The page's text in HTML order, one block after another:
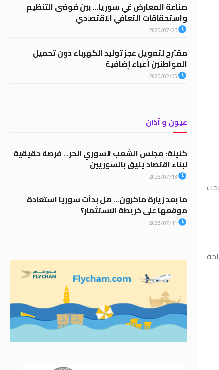
صناعة المعارض في سوريا… بين فوضى التنظيم
واستحقاقات التعافي الاقتصادي
2026/07/28
مقترح لتمويل عجز توليد الكهرباء دون تحميل
المواطنين أعباء إضافية
2026/02/06
عيون و آذان
كنينة: مجلس الشعب السوري الحر… فرصة حقيقية
لبناء اقتصاد يليق بالسوريين
2026/07/13
ما بعد زيارة ماكرون… هل بدأت سوريا استعادة
موقعها على خريطة الاستثمار؟
2026/07/11